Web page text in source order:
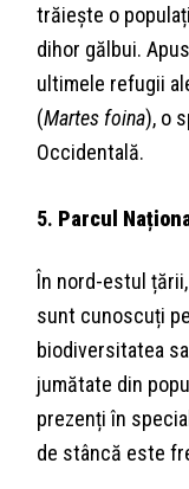
trăiește o
dihor gălbui.
ultimele refugii
(Martes foina), o
Occidentală.
5. Parcul
În nord-estul
sunt cunoscuți
biodiversitatea
jumătate din
prezenți în
de stâncă este